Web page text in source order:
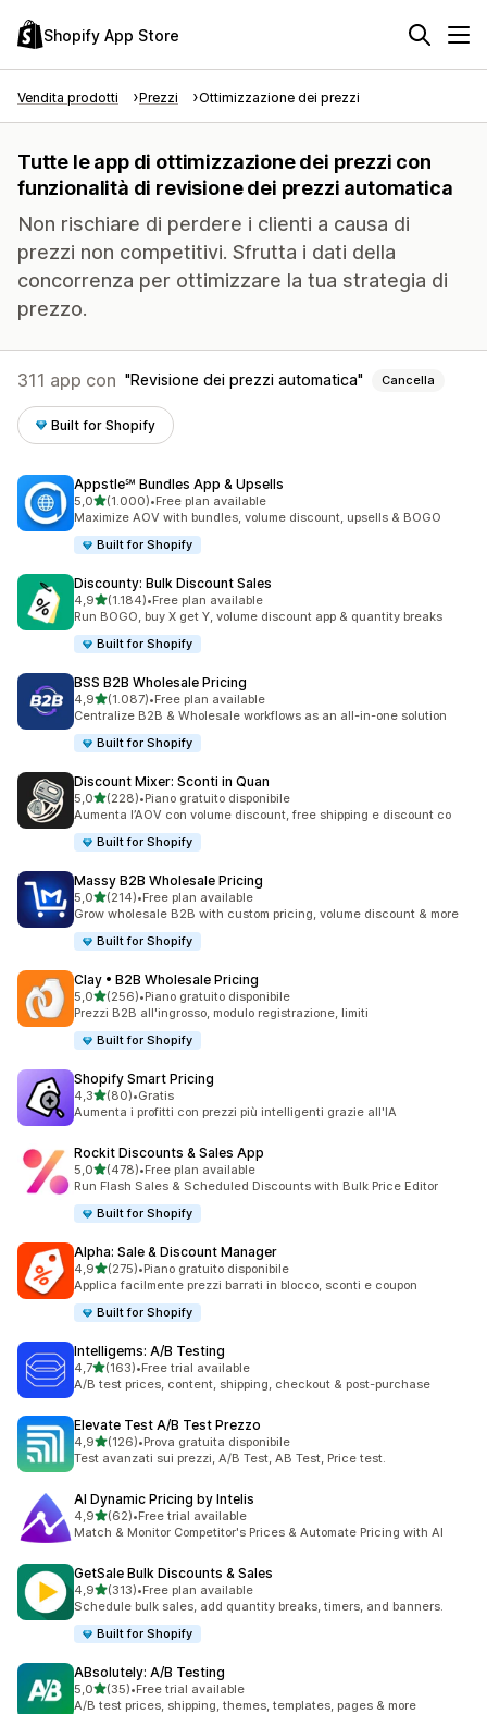
Shopify App Store
Vendita prodotti Prezzi Ottimizzazione dei prezzi
Tutte le app di ottimizzazione dei prezzi con
funzionalità di revisione dei prezzi automatica
Non rischiare di perdere i clienti a causa di
prezzi non competitivi. Sfrutta i dati della
concorrenza per ottimizzare la tua strategia di
prezzo.
311 app con Revisione dei prezzi automatica Cancella
Built for Shopify
Appstle℠ Bundles App & Upsells
5,0stelle su 5
(1.000)
1000 recensioni totali
•Free plan available
Maximize AOV with bundles, volume discount, upsells & BOGO
Built for Shopify
Discounty: Bulk Discount Sales
4,9stelle su 5
(1.184)
1184 recensioni totali
•Free plan available
Run BOGO, buy X get Y, volume discount app & quantity breaks
Built for Shopify
BSS B2B Wholesale Pricing
4,9stelle su 5
(1.087)
1087 recensioni totali
•Free plan available
Centralize B2B & Wholesale workflows as an all-in-one solution
Built for Shopify
Discount Mixer: Sconti in Quan
5,0stelle su 5
(228)
228 recensioni totali
•Piano gratuito disponibile
Aumenta l’AOV con volume discount, free shipping e discount co
Built for Shopify
Massy B2B Wholesale Pricing
5,0stelle su 5
(214)
214 recensioni totali
•Free plan available
Grow wholesale B2B with custom pricing, volume discount & more
Built for Shopify
Clay • B2B Wholesale Pricing
5,0stelle su 5
(256)
256 recensioni totali
•Piano gratuito disponibile
Prezzi B2B all'ingrosso, modulo registrazione, limiti
Built for Shopify
Shopify Smart Pricing
4,3stelle su 5
(80)
80 recensioni totali
•Gratis
Aumenta i profitti con prezzi più intelligenti grazie all'IA
Rockit Discounts & Sales App
5,0stelle su 5
(478)
478 recensioni totali
•Free plan available
Run Flash Sales & Scheduled Discounts with Bulk Price Editor
Built for Shopify
Alpha: Sale & Discount Manager
4,9stelle su 5
(275)
275 recensioni totali
•Piano gratuito disponibile
Applica facilmente prezzi barrati in blocco, sconti e coupon
Built for Shopify
Intelligems: A/B Testing
4,7stelle su 5
(163)
163 recensioni totali
•Free trial available
A/B test prices, content, shipping, checkout & post-purchase
Elevate Test A/B Test Prezzo
4,9stelle su 5
(126)
126 recensioni totali
•Prova gratuita disponibile
Test avanzati sui prezzi, A/B Test, AB Test, Price test.
AI Dynamic Pricing by Intelis
4,9stelle su 5
(62)
62 recensioni totali
•Free trial available
Match & Monitor Competitor's Prices & Automate Pricing with AI
GetSale Bulk Discounts & Sales
4,9stelle su 5
(313)
313 recensioni totali
•Free plan available
Schedule bulk sales, add quantity breaks, timers, and banners.
Built for Shopify
ABsolutely: A/B Testing
5,0stelle su 5
(35)
35 recensioni totali
•Free trial available
A/B test prices, shipping, themes, templates, pages & more